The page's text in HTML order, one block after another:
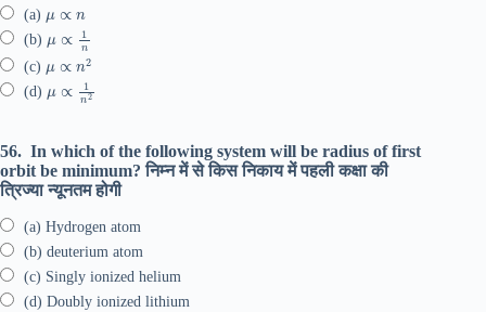
(a)
(b) n
(c)
(d) 2
56. In which of the following system will be radius of first
orbit be minimum? निम्न में से किस निकाय में पहली कक्षा की
त्रिज्या न्यूनतम होगी
(a) Hydrogen atom
(b) deuterium atom
(c) Singly ionized helium
(d) Doubly ionized lithium